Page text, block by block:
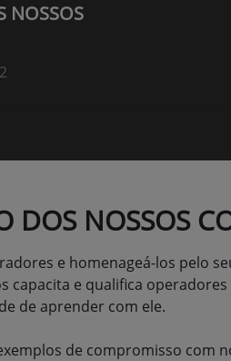
NOSSOS
DOS NOSSOS
e homenageá-los pelo
capacita e qualifica
de aprender com ele.
de compromisso com